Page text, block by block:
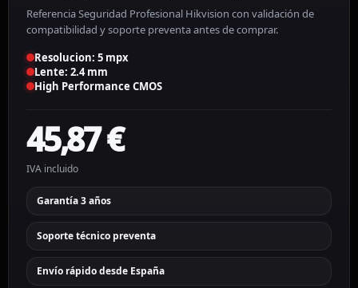
Referencia Seguridad Profesional Hikvision con validación de
compatibilidad y soporte preventa antes de comprar.
Resolucion: 5 mpx
Lente: 2.4 mm
High Performance CMOS
45,87€
IVA incluido
Garantía 3 años
Soporte técnico preventa
Envío rápido desde España